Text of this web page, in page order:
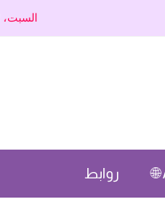
السبت، 08 آب/أغسطس 2026
روابط